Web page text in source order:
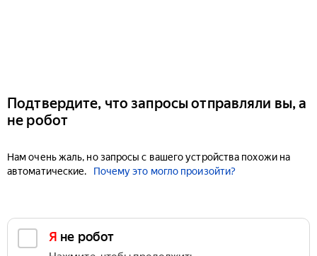
Подтвердите, что запросы отправляли вы, а
не робот
Нам очень жаль, но запросы с вашего устройства похожи на
автоматические.
Почему это могло произойти?
Я не робот